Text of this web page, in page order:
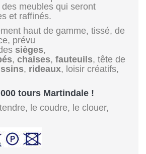
meubles qui seront
et raffinés.
haut de gamme, tissé, de
prévu
sièges,
, chaises, fauteuils, tête de
, rideaux, loisir créatifs,
tours Martindale !
le coudre, le clouer,